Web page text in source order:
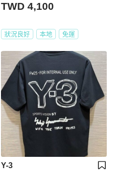
TWD 4,100
狀況良好 本地 免運
Y-3